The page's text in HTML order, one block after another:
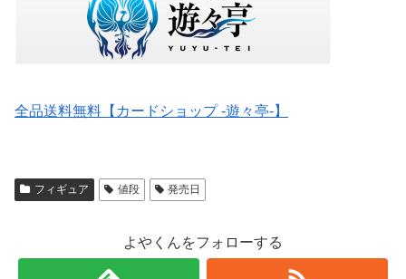
全品送料無料【カードショップ -遊々亭-】
フィギュア 値段 発売日
よやくんをフォローする